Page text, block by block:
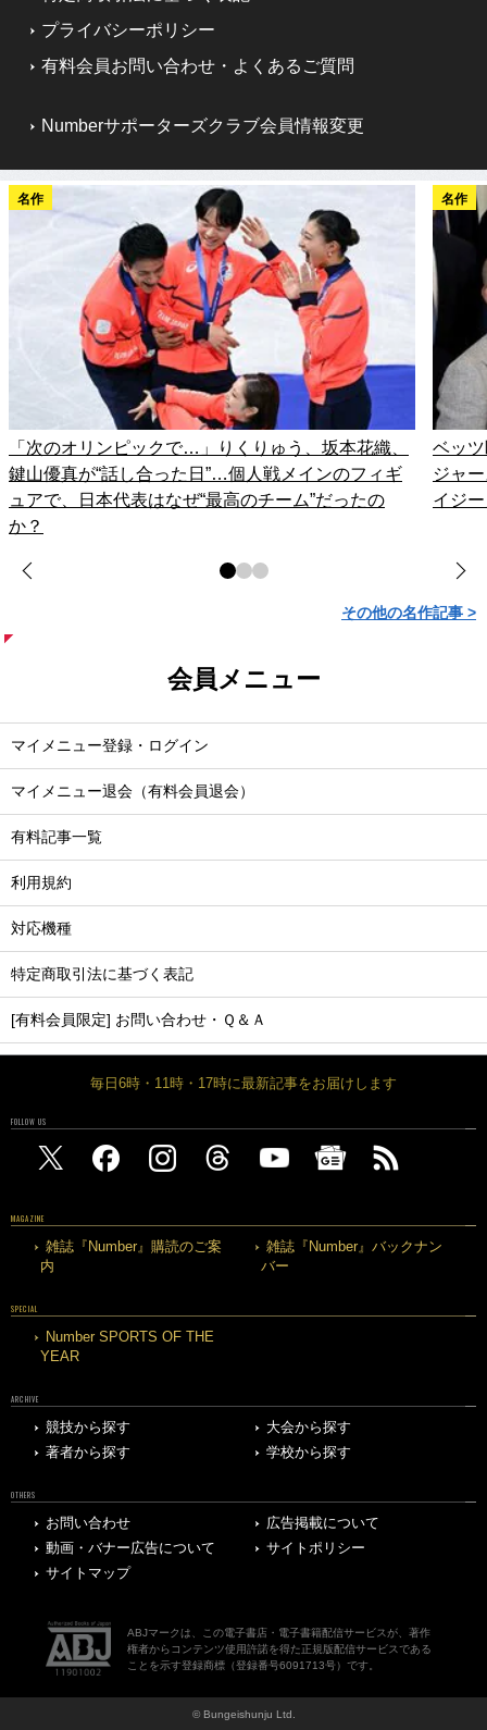
プライバシーポリシー
有料会員お問い合わせ・よくあるご質問
Numberサポーターズクラブ会員情報変更
名作
「次のオリンピックで…」りくりゅう、坂本花織、
鍵山優真が“話し合った日”…個人戦メインのフィギ
ュアで、日本代表はなぜ“最高のチーム”だったの
か？
名作
ベッ
ジャ
イジ
その他の名作記事 >
会員メニュー
マイメニュー登録・ログイン
マイメニュー退会（有料会員退会）
有料記事一覧
利用規約
対応機種
特定商取引法に基づく表記
[有料会員限定] お問い合わせ・Ｑ＆Ａ
毎日6時・11時・17時に最新記事をお届けします
FOLLOW US
MAGAZINE
雑誌『Number』購読のご案
内
雑誌『Number』バックナン
バー
SPECIAL
Number SPORTS OF THE
YEAR
ARCHIVE
競技から探す
大会から探す
著者から探す
学校から探す
OTHERS
お問い合わせ
広告掲載について
動画・バナー広告について
サイトポリシー
サイトマップ
ABJマークは、この電子書店・電子書籍配信サービスが、著作
権者からコンテンツ使用許諾を得た正規版配信サービスである
ことを示す登録商標（登録番号6091713号）です。
© Bungeishunju Ltd.